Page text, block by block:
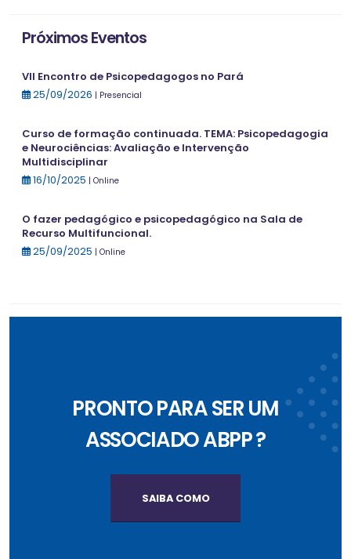
Próximos Eventos
VII Encontro de Psicopedagogos no Pará
25/09/2026 | Presencial
Curso de formação continuada. TEMA: Psicopedagogia
e Neurociências: Avaliação e Intervenção
Multidisciplinar
16/10/2025 | Online
O fazer pedagógico e psicopedagógico na Sala de
Recurso Multifuncional.
25/09/2025 | Online
PRONTO PARA SER UM
ASSOCIADO ABPP ?
SAIBA COMO